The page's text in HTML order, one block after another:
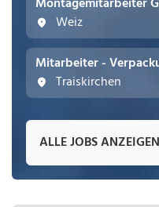
Montagemitarbeiter
Weiz
Mitarbeiter -
Traiskirchen
ALLE JOBS ANZEIGEN